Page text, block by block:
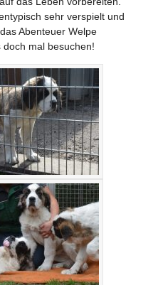
sehr verspielt und
Abenteuer Welpe
mal besuchen!